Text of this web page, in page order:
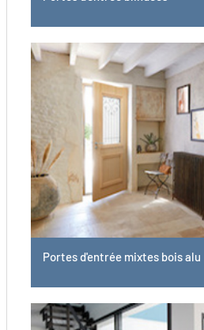
Portes d'entrée mixtes bois alu